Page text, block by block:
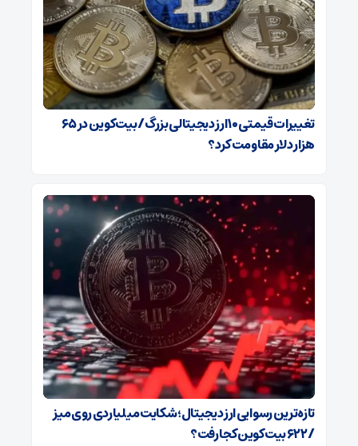
تغییرات قیمتی ۱۰ ارز دیجیتالی بزرگ/ بیت‌کوین در ۶۵
هزار دلار مقاومت کرد؟
تازه‌ترین رسوایی ارز دیجیتال؛ شکایت میلیاردی روی میز
/ ۶۲۲ بیت‌کوین کجا رفت؟